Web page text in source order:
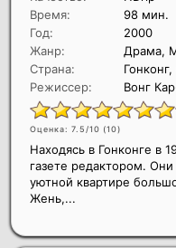
Время:
98 мин.
Год:
2000
Жанр:
Драма,
Страна:
Режиссер:
Вонг
Оценка: 7.5/10 (10)
Находясь в Гонконге в
газете редактором.
уютной квартире
Жень,...